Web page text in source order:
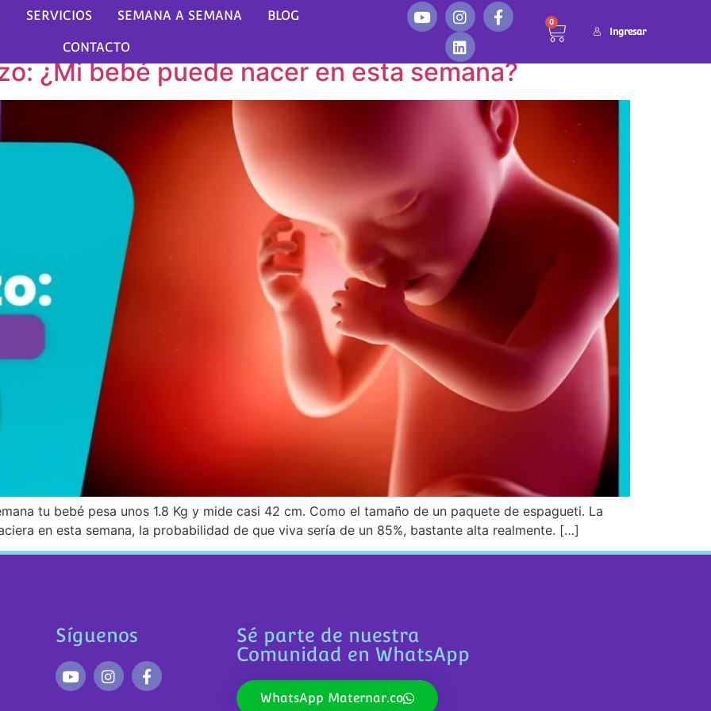
SERVICIOS SEMANA A SEMANA BLOG
CONTACTO
0
Ingresar
de embarazo
¿Mi bebé puede nacer en esta semana?
tu bebé pesa unos 1.8 Kg y mide casi 42 cm. Como el tamaño de un paquete de espagueti. La
en esta semana, la probabilidad de que viva sería de un 85%, bastante alta realmente. […]
Síguenos
Sé parte de nuestra
Comunidad en WhatsApp
WhatsApp Maternar.co